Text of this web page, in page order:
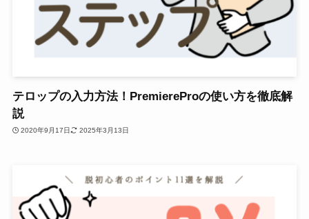
テロップの入力方法！PremiereProの使い方を徹底解
説
2020年9月17日 2025年3月13日